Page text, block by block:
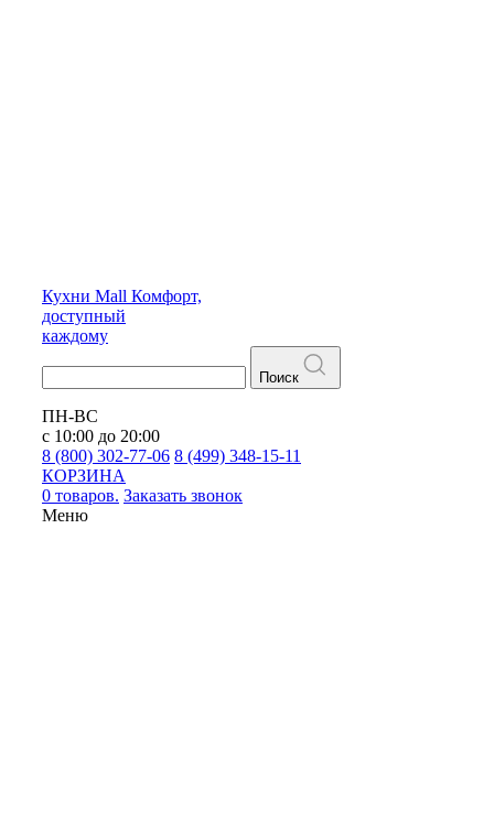
Кухни Mall Комфорт,
доступный
каждому
Поиск
ПН-ВС
с 10:00 до 20:00
8 (800) 302-77-06 8 (499) 348-15-11
КОРЗИНА
0 товаров. Заказать звонок
Меню